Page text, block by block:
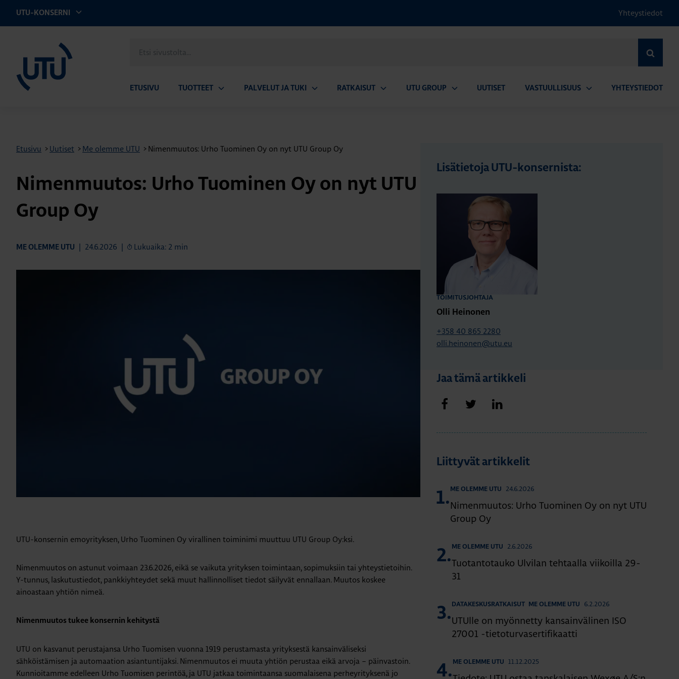
UTU-KONSERNI Yhteystiedot
sivustolta
ETUSIVU TUOTTEET PALVELUT JA TUKI RATKAISUT UTU GROUP UUTISET VASTUULLISUUS YHTEYSTIEDOT
Etusivu > Uutiset > Me olemme UTU > Nimenmuutos: Urho Tuominen Oy on nyt UTU Group Oy
Nimenmuutos: Urho Tuominen Oy on nyt UTU
Group Oy
ME OLEMME UTU | 24.6.2026 | Lukuaika: 2 min
UTU-konsernin emoyrityksen, Urho Tuominen Oy virallinen toiminimi muuttuu UTU Group Oy:ksi.
Nimenmuutos on astunut voimaan 23.6.2026, eikä se vaikuta yrityksen toimintaan, sopimuksiin tai yhteystietoihin.
Y-tunnus, laskutustiedot, pankkiyhteydet sekä muut hallinnolliset tiedot säilyvät ennallaan. Muutos koskee
ainoastaan yhtiön nimeä.
Nimenmuutos tukee konsernin kehitystä
UTU on kasvanut perustajansa Urho Tuomisen vuonna 1919 perustamasta yrityksestä kansainväliseksi
sähköistämisen ja automaation asiantuntijaksi. Nimenmuutos ei muuta yhtiön perustaa eikä arvoja – päinvastoin.
Kunnioitamme edelleen Urho Tuomisen perintöä, ja UTU jatkaa toimintaansa suomalaisena perheyrityksenä jo
Lisätietoja UTU-konsernista:
TOIMITUSJOHTAJA
Olli Heinonen
+358 40 865 2280
olli.heinonen@utu.eu
Jaa tämä artikkeli
Jaa FacebookissaJaa Twitterissä
Liittyvät artikkelit
1. ME OLEMME UTU 24.6.2026
Nimenmuutos: Urho Tuominen Oy on nyt UTU
Group Oy
2. ME OLEMME UTU 2.6.2026
Tuotantotauko Ulvilan tehtaalla viikoilla 29-
31
3. DATAKESKUSRATKAISUT ME OLEMME UTU 6.2.2026
UTUlle on myönnetty kansainvälinen ISO
27001 -tietoturvasertifikaatti
4. ME OLEMME UTU 11.12.2025